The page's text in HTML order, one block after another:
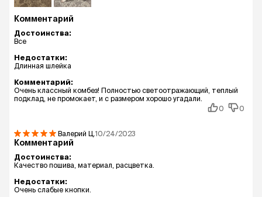
Комментарий
Достоинства:
Все
Недостатки:
Длинная шлейка
Комментарий:
Очень классный комбез! Полностью светоотражающий, теплый
подклад, не промокает, и с размером хорошо угадали.
0
0
Валерий Ц.10/24/2023
Комментарий
Достоинства:
Качество пошива, материал, расцветка.
Недостатки:
Очень слабые кнопки.